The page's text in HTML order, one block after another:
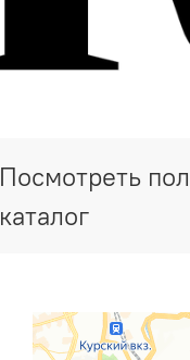
Посмотреть
каталог